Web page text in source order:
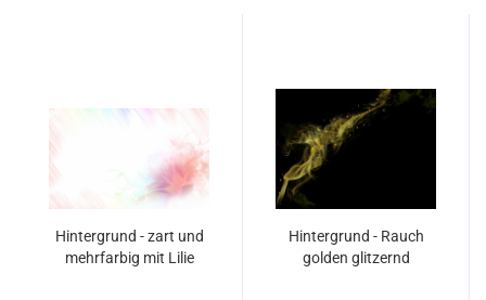
Hintergrund - zart und
mehrfarbig mit Lilie
Hintergrund - Rauch
golden glitzernd